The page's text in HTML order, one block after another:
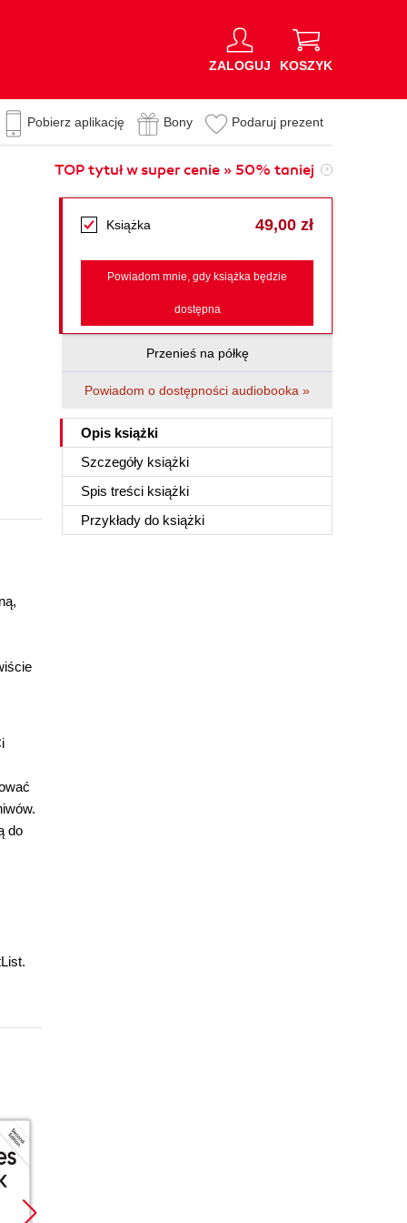
ZALOGUJ KOSZYK
Pobierz aplikację Bony Podaruj prezent
TOP tytuł w super cenie » 50% taniej
Książka 49,00 zł
Powiadom mnie, gdy książka będzie
dostępna
Przenieś na półkę
Powiadom o dostępności audiobooka »
Opis książki
Szczegóły książki
Spis treści książki
Przykłady do książki
do